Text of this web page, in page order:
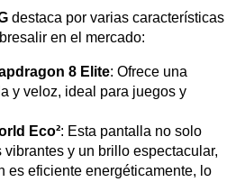
destaca por varias características
en el mercado:
8 Elite: Ofrece una
y veloz, ideal para juegos y
Eco²: Esta pantalla no solo
vibrantes y un brillo espectacular,
es eficiente energéticamente, lo